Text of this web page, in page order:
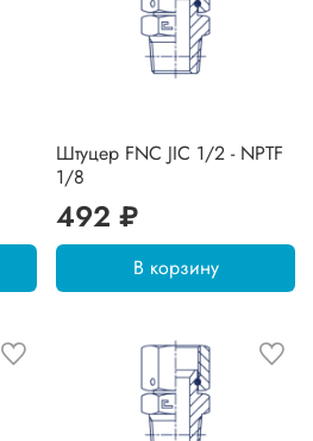
Штуцер FNC JIC 1/2 - NPTF
1/8
492 ₽
В корзину